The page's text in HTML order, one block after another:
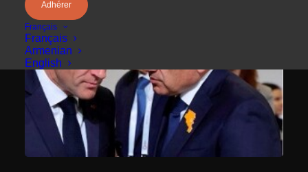
Adhérer
Français
Français
Armenian
English